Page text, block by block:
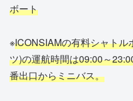
ボート
※ICONSIAMの有料シャト
ツ)の運航時間は09:00～
番出口からミニバス。